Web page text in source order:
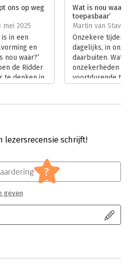
2025
en media
ons op weg
mei 2025
in een
en
nou waar?’
de Ridder
te denken in
Wat is nou waar?
toepasbaar’
Martin van
Onzekere tijden?
dagelijks, in onze
daarbuiten. Wat
onzekerheden
voortdurende
twijfel te
lezersrecensie schrijft!
?
geven